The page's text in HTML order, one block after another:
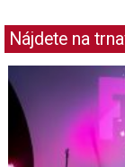
Nájdete na